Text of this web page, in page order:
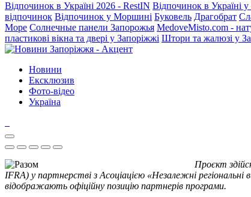
Відпочинок в Україні 2026 - RestIN Відпочинок в Україні
відпочинок Відпочинок у Моршині Буковель Драгобрат
Море Солнечные панели Запорожья MedoveMisto.com -
пластикові вікна та двері у Запоріжжі Штори та жалюзі у
Новини
Ексклюзив
Фото-відео
Україна
Проєкт
IFRA) у партнерстві з Асоціацією «Незалежні
відображають офіційну позицію партнерів програми.